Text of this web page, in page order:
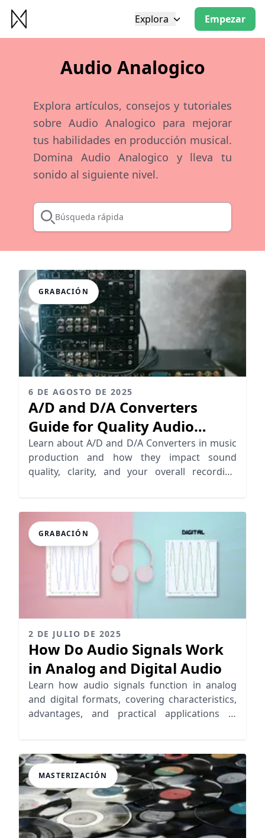
Explora Empezar
Audio Analogico
Explora artículos, consejos y tutoriales
sobre Audio Analogico para mejorar
tus habilidades en producción musical.
Domina Audio Analogico y lleva tu
sonido al siguiente nivel.
Búsqueda rápida
GRABACIÓN
6 DE AGOSTO DE 2025
A/D and D/A Converters
Guide for Quality Audio
Recordings
Learn about A/D and D/A Converters in music
production and how they impact sound
quality, clarity, and your overall recording
GRABACIÓN
2 DE JULIO DE 2025
How Do Audio Signals Work
in Analog and Digital Audio
Learn how audio signals function in analog
and digital formats, covering characteristics,
advantages, and practical applications in
MASTERIZACIÓN